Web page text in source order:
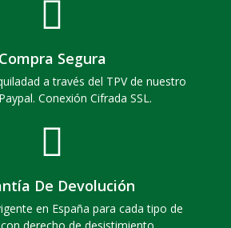
Compra Segura
a través del TPV de nuestro
Conexión Cifrada SSL.
De Devolución
en España para cada tipo de